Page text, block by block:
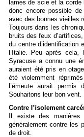
lames de scie et la
donc encore possible de
avec des bonnes vieilles
Toujours dans les
bruits des feux
du centre d’identification
l’Italie. Peu après cela,
Syracuse a connu une
auraient été pris en
été violemment
l’émeute aurait
Souhaitons leur bon vent.
Contre l’isolement
Il existe des
généralement contre les
de droit.